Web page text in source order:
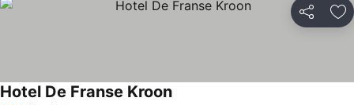
Partilhar
Hotel De Franse KroonVer preços